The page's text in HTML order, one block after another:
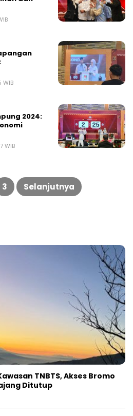
WIB
2024:
WIB
3 Selanjutnya
TNBTS, Akses Bromo
Ditutup